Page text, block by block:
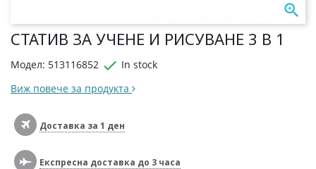

СТАТИВ ЗА УЧЕНЕ И РИСУВАНЕ 3 В 1
Модел: 513116852  In stock
Виж повече за продукта
Доставка за 1 ден
Експресна доставка до 3 часа